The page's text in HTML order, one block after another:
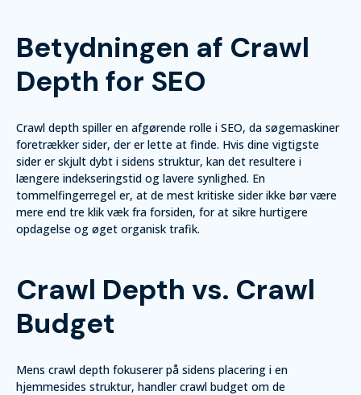
Betydningen af Crawl
Depth for SEO
Crawl depth spiller en afgørende rolle i SEO, da søgemaskiner
foretrækker sider, der er lette at finde. Hvis dine vigtigste
sider er skjult dybt i sidens struktur, kan det resultere i
længere indekseringstid og lavere synlighed. En
tommelfingerregel er, at de mest kritiske sider ikke bør være
mere end tre klik væk fra forsiden, for at sikre hurtigere
opdagelse og øget organisk trafik.
Crawl Depth vs. Crawl
Budget
Mens crawl depth fokuserer på sidens placering i en
hjemmesides struktur, handler crawl budget om de